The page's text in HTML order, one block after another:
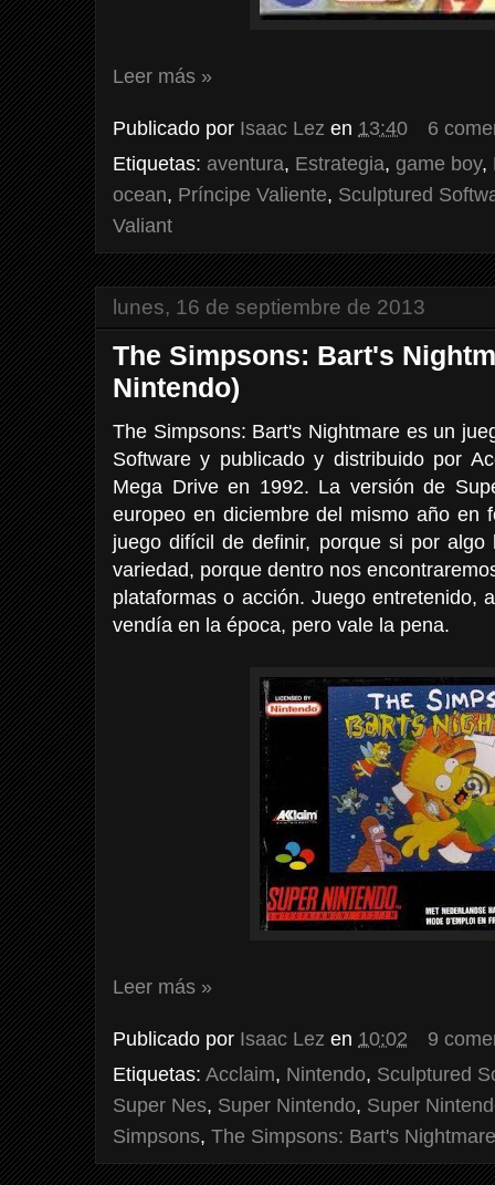
Leer más »
Publicado por Isaac Lez en 13:40
6
Etiquetas: aventura, Estrategia, game boy,
ocean, Príncipe Valiente, Sculptured
Valiant
lunes, 16 de septiembre de 2013
The Simpsons: Bart's
Nintendo)
The Simpsons: Bart's Nightmare es un
Software y publicado y distribuido por
Mega Drive en 1992. La versión de
europeo en diciembre del mismo año en
juego difícil de definir, porque si por
variedad, porque dentro nos
plataformas o acción. Juego entretenido,
vendía en la época, pero vale la pena.
Leer más »
Publicado por Isaac Lez en 10:02
9
Etiquetas: Acclaim, Nintendo, Sculptured
Super Nes, Super Nintendo, Super
Simpsons, The Simpsons: Bart's Nightmare